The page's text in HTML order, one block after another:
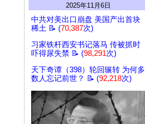
2025年11月6日
中共对美出口崩盘 美国产出首块
稀土 📝 (70,387次)
习家铁杆西安书记落马 传被抓时
吓得尿失禁 📝 (98,291次)
天下奇谭（398）轮回辗转 为何多
数人忘记前世？ 📝 (92,218次)